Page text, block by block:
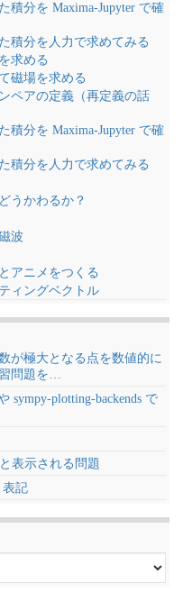
積分を Maxima-Jupyter で確
積分を人力で求めてみる
求める
磁場を求める
ペアの定義（再定義の話
積分を Maxima-Jupyter で確
積分を人力で求めてみる
うかわるか？
波
アニメをつくる
ィングベクトル
が極大となる点を数値的に
問題を…
sympy-plotting-backends で
表示される問題
表記